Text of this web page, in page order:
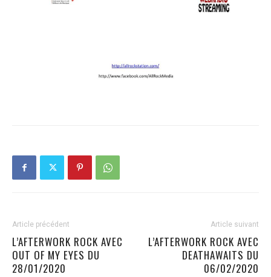
Article précédent
L’AFTERWORK ROCK AVEC
OUT OF MY EYES DU
28/01/2020
Article suivant
L’AFTERWORK ROCK AVEC
DEATHAWAITS DU
06/02/2020